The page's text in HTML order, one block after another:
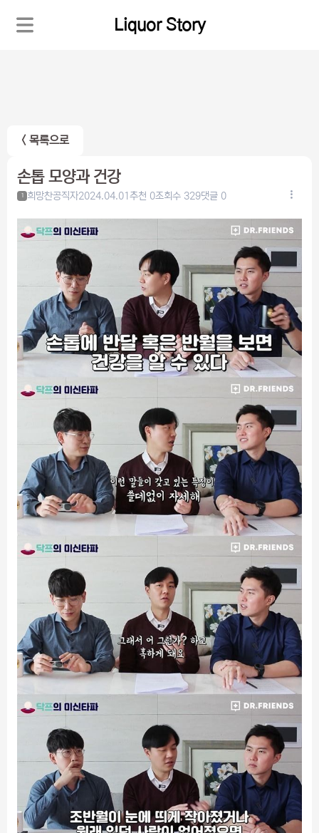
Liquor Story
< 목록으로
손톱 모양과 건강
1 희망찬공직자2024.04.01추천 0조회수 329댓글 0